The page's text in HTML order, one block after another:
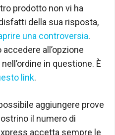
prodotto non vi ha
della sua risposta,
una controversia.
all’opzione
in questione. È
link.
aggiungere prove
il numero di
accetta sempre le